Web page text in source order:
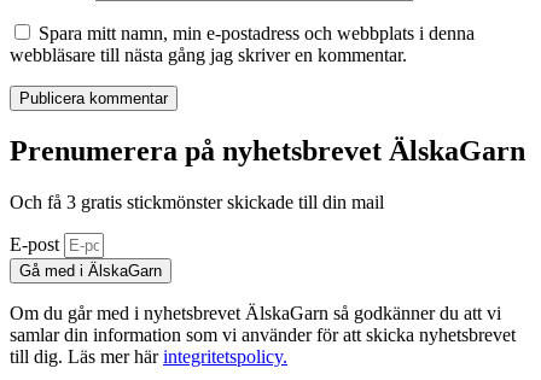
Spara mitt namn, min e-postadress och webbplats i denna
webbläsare till nästa gång jag skriver en kommentar.
Prenumerera på nyhetsbrevet ÄlskaGarn
Och få 3 gratis stickmönster skickade till din mail
E-post
Gå med i ÄlskaGarn
Om du går med i nyhetsbrevet ÄlskaGarn så godkänner du att vi
samlar din information som vi använder för att skicka nyhetsbrevet
till dig. Läs mer härintegritetspolicy.